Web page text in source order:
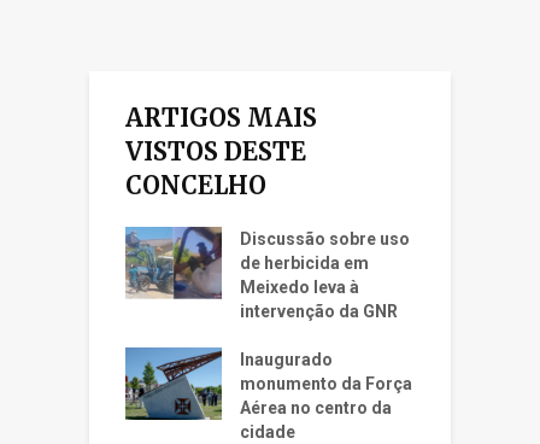
ARTIGOS MAIS
VISTOS DESTE
CONCELHO
Discussão sobre uso
de herbicida em
Meixedo leva à
intervenção da GNR
Inaugurado
monumento da Força
Aérea no centro da
cidade